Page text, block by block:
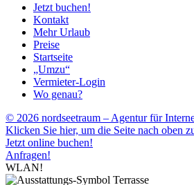
Jetzt buchen!
Kontakt
Mehr Urlaub
Preise
Startseite
„Umzu“
Vermieter-Login
Wo genau?
© 2026 nordseetraum – Agentur für
Klicken Sie hier, um die Seite nach oben
Jetzt online buchen!
Anfragen!
WLAN!